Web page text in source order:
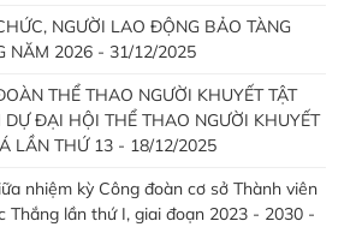
NGƯỜI LAO ĐỘNG BẢO TÀNG
NĂM 2026 - 31/12/2025
THỂ THAO NGƯỜI KHUYẾT TẬT
ĐẠI HỘI THỂ THAO NGƯỜI KHUYẾT
LẦN THỨ 13 - 18/12/2025
nhiệm kỳ Công đoàn cơ sở Thành viên
Thắng lần thứ I, giai đoạn 2023 - 2030 -